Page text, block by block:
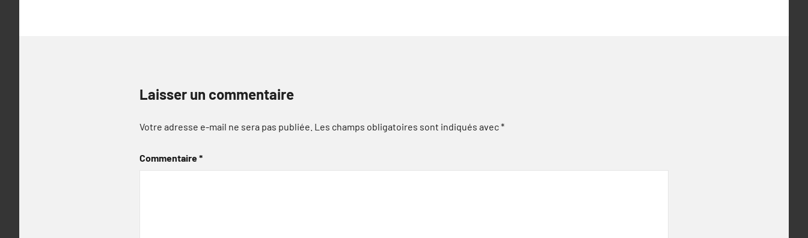
Laisser un commentaire
Votre adresse e-mail ne sera pas publiée. Les champs obligatoires sont indiqués avec*
Commentaire*